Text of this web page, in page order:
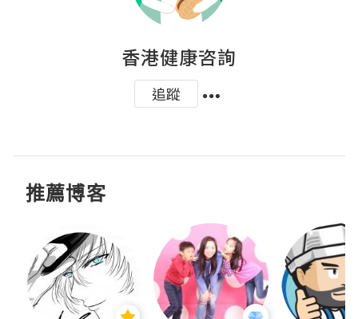
香港健康咨詢
追蹤
推薦博客